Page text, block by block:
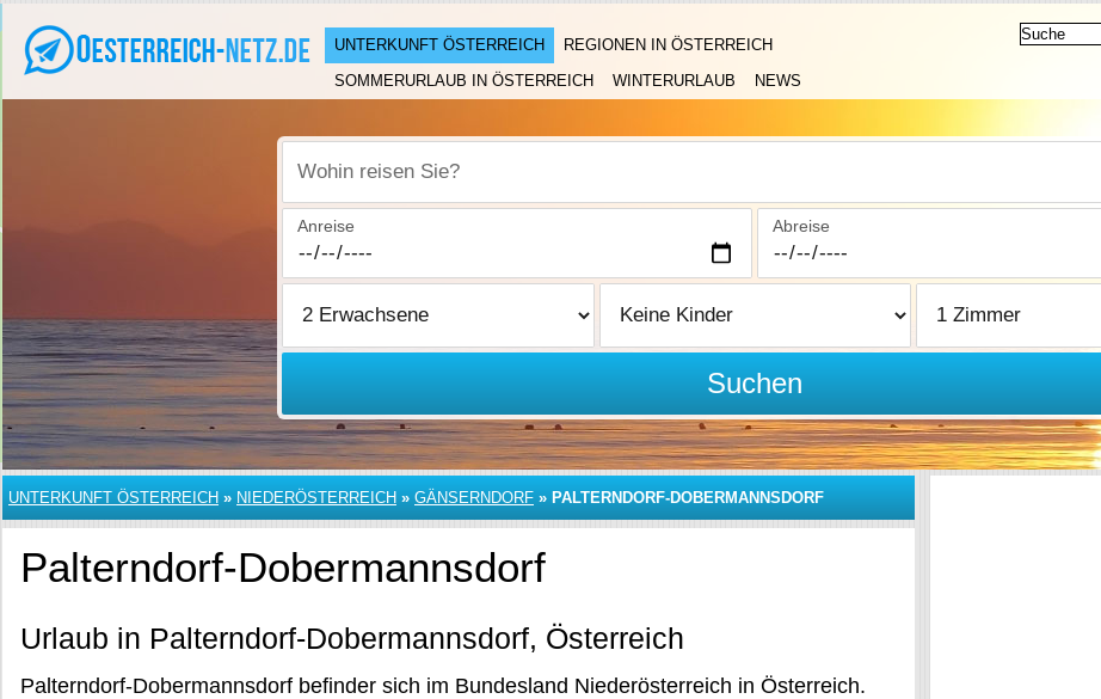
UNTERKUNFT ÖSTERREICH
REGIONEN IN ÖSTERREICH
SOMMERURLAUB IN ÖSTERREICH
WINTERURLAUB NEWS
Wohin reisen Sie?
Anreise Abreise
Suchen
UNTERKUNFT ÖSTERREICH » NIEDERÖSTERREICH » GÄNSERNDORF » PALTERNDORF-DOBERMANNSDORF
Palterndorf-Dobermannsdorf
Urlaub in Palterndorf-Dobermannsdorf, Österreich
Palterndorf-Dobermannsdorf befinder sich im Bundesland Niederösterreich in Österreich.